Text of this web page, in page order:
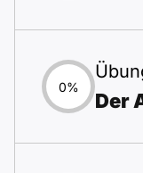
0%
Der